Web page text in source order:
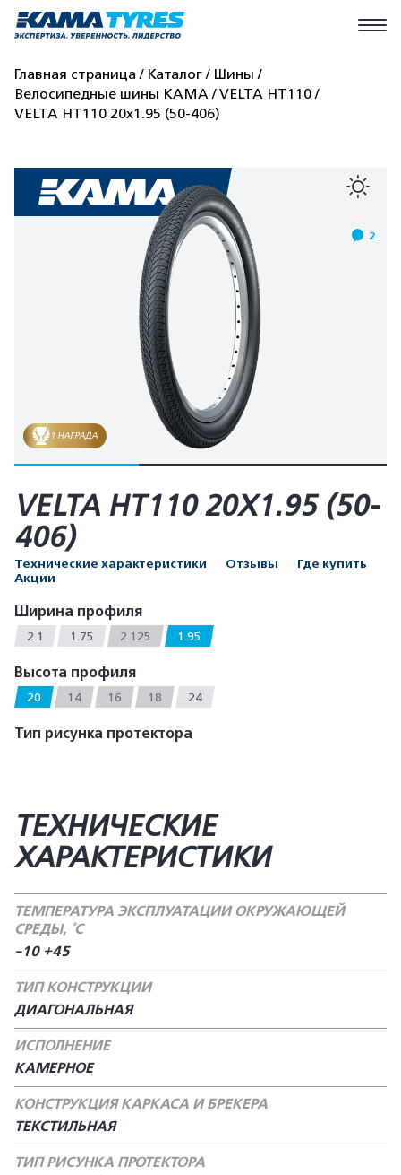
Главная страница Каталог
Шины
Велосипедные шины КАМА
VELTA HT110
VELTA HT110 20x1.95 (50-406)
2
1 НАГРАДА
VELTA HT110 20X1.95 (50-
406)
Технические характеристики Отзывы
Где купить
Акции
Ширина профиля
2.1 1.75 2.125 1.95
Высота профиля
20 14 16 18 24
Тип рисунка протектора
ТЕХНИЧЕСКИЕ
ХАРАКТЕРИСТИКИ
ТЕМПЕРАТУРА ЭКСПЛУАТАЦИИ ОКРУЖАЮЩЕЙ
СРЕДЫ, °С
-10 +45
ТИП КОНСТРУКЦИИ
ДИАГОНАЛЬНАЯ
ИСПОЛНЕНИЕ
КАМЕРНОЕ
КОНСТРУКЦИЯ КАРКАСА И БРЕКЕРА
ТЕКСТИЛЬНАЯ
ТИП РИСУНКА ПРОТЕКТОРА